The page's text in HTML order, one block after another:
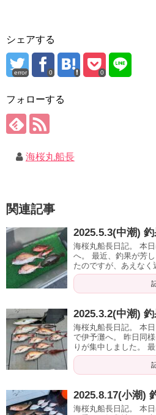
シェアする
error 0 0
フォローする
海桜丸船長
関連記事
2025.5.3(中潮)
海桜丸船長日記。 本
へ。 最近、釣果が芳
たのですが、あえな
2025.3.2(中潮)
海桜丸船長日記。 本
で伊予灘へ。 昨日同
りが集中しました。
2025.8.17(小潮)
海桜丸船長日記。 本